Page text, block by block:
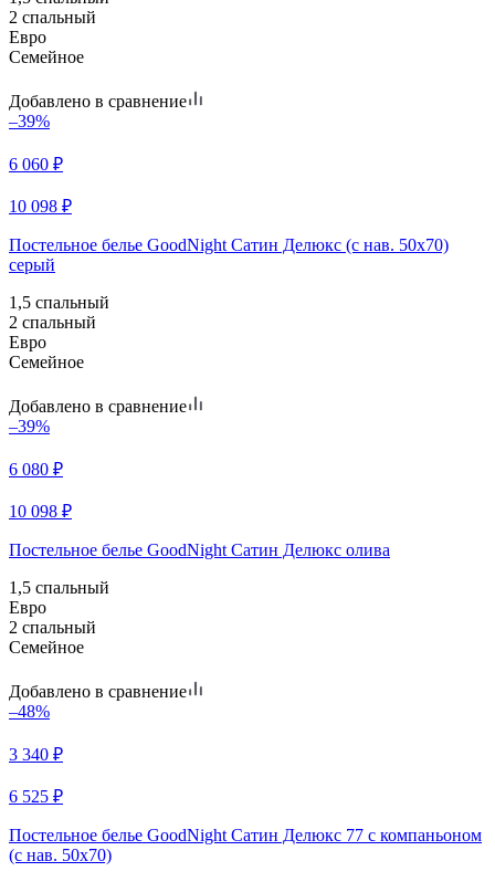
2 спальный
Евро
Семейное
Добавлено в сравнение
–39%
6 060 ₽
10 098 ₽
Постельное белье GoodNight Сатин Делюкс (с нав. 50х70)
серый
1,5 спальный
2 спальный
Евро
Семейное
Добавлено в сравнение
–39%
6 080 ₽
10 098 ₽
Постельное белье GoodNight Сатин Делюкс олива
1,5 спальный
Евро
2 спальный
Семейное
Добавлено в сравнение
–48%
3 340 ₽
6 525 ₽
Постельное белье GoodNight Сатин Делюкс 77 с компаньоном
(с нав. 50х70)